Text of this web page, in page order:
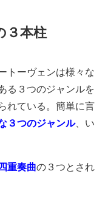
３本柱
トーヴェンは様々な
る３つのジャンルを
れている。簡単に言
３つのジャンル、い
重奏曲の３つとされ